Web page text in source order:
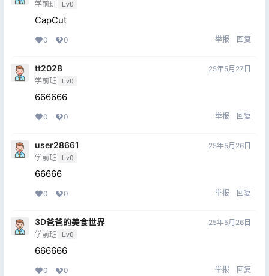
学前班 Lv0
CapCut
0 0 举报 回复
tt2028
学前班 Lv0
25年5月27日
666666
0 0 举报 回复
user28661
学前班 Lv0
25年5月26日
66666
0 0 举报 回复
3D爸爸的美食世界
学前班 Lv0
25年5月26日
666666
0 0 举报 回复